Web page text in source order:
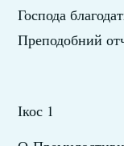
Господа
Преподобний
Ікос 1